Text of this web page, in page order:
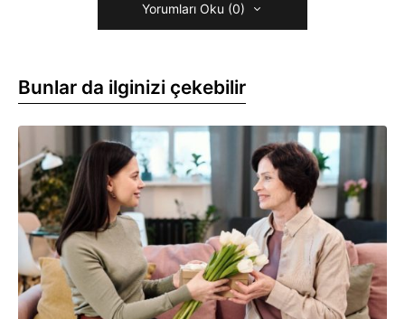
Yorumları Oku (0)
Bunlar da ilginizi çekebilir